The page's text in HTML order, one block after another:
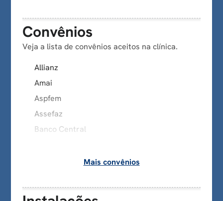
Convênios
Veja a lista de convênios aceitos na clínica.
Allianz
Amai
Aspfem
Assefaz
Banco Central
Bradesco Operadora de Saúde
Casembrapa
Mais convênios